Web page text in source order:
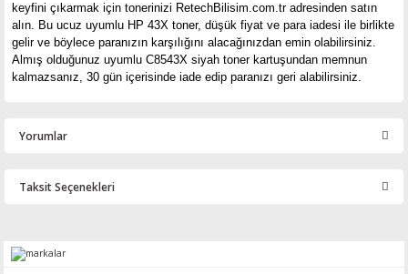
keyfini çıkarmak için tonerinizi RetechBilisim.com.tr adresinden satın
alın. Bu ucuz uyumlu HP 43X toner, düşük fiyat ve para iadesi ile birlikte
gelir ve böylece paranızın karşılığını alacağınızdan emin olabilirsiniz.
Almış olduğunuz uyumlu C8543X siyah toner kartuşundan memnun
kalmazsanız, 30 gün içerisinde iade edip paranızı geri alabilirsiniz.
Yorumlar
Taksit Seçenekleri